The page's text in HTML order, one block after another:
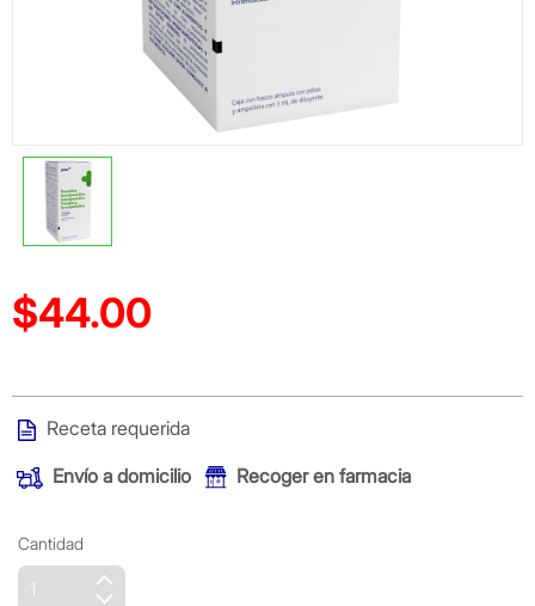
Precio reducido de
$44.00
Receta requerida
Envío a domicilio
Recoger en farmacia
Cantidad